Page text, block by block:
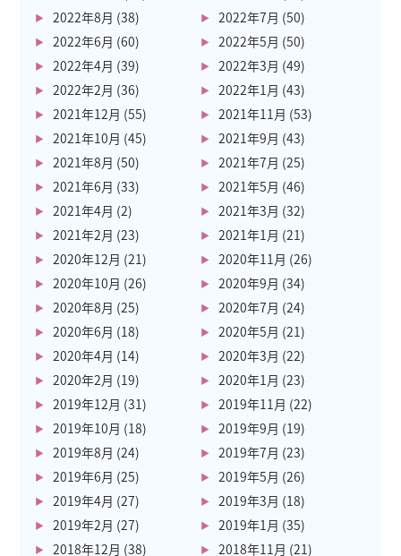
2022年8月 (38) 2022年7月 (50)
2022年6月 (60) 2022年5月 (50)
2022年4月 (39) 2022年3月 (49)
2022年2月 (36) 2022年1月 (43)
2021年12月 (55) 2021年11月 (53)
2021年10月 (45) 2021年9月 (43)
2021年8月 (50) 2021年7月 (25)
2021年6月 (33) 2021年5月 (46)
2021年4月 (2) 2021年3月 (32)
2021年2月 (23) 2021年1月 (21)
2020年12月 (21) 2020年11月 (26)
2020年10月 (26) 2020年9月 (34)
2020年8月 (25) 2020年7月 (24)
2020年6月 (18) 2020年5月 (21)
2020年4月 (14) 2020年3月 (22)
2020年2月 (19) 2020年1月 (23)
2019年12月 (31) 2019年11月 (22)
2019年10月 (18) 2019年9月 (19)
2019年8月 (24) 2019年7月 (23)
2019年6月 (25) 2019年5月 (26)
2019年4月 (27) 2019年3月 (18)
2019年2月 (27) 2019年1月 (35)
2018年12月 (38) 2018年11月 (21)